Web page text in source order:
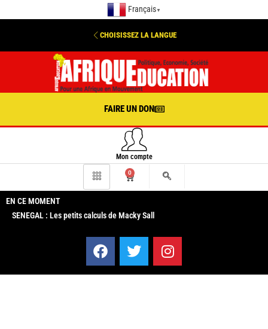
Français ▼
CHOISISSEZ LA LANGUE
FAIRE UN DON
Mon compte
0
EN CE MOMENT
SENEGAL : Les petits calculs de Macky Sall